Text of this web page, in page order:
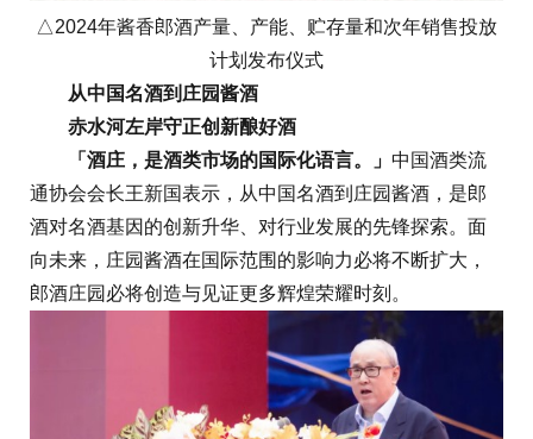
△2024年酱香郎酒产量、产能、贮存量和次年销售投放
计划发布仪式
从中国名酒到庄园酱酒
赤水河左岸守正创新酿好酒
「酒庄，是酒类市场的国际化语言。」 中国酒类流
通协会会长王新国表示，从中国名酒到庄园酱酒，是郎
酒对名酒基因的创新升华、对行业发展的先锋探索。面
向未来，庄园酱酒在国际范围的影响力必将不断扩大，
郎酒庄园必将创造与见证更多辉煌荣耀时刻。